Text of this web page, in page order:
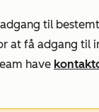
til
at få adgang til
have